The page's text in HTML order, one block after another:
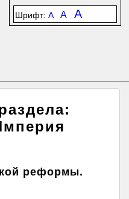
Шрифт: A A A
реформы.